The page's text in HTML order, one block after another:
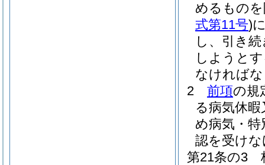
めるもの
式第11号)
し、引き
しようと
なければ
2
前項の規
る病気休
め病気・
認を受け
第21条の3